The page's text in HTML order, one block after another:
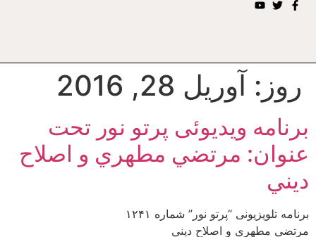
روز: آوریل 28, 2016
برنامه ويديوئى پرتو نور تحت
عنوان: مرتضي مطهري و اصلاح
ديني
برنامه تلويزيونى “پرتو نور” شماره ۱۲۴۱
مرتضي مطهري و اصلاح ديني